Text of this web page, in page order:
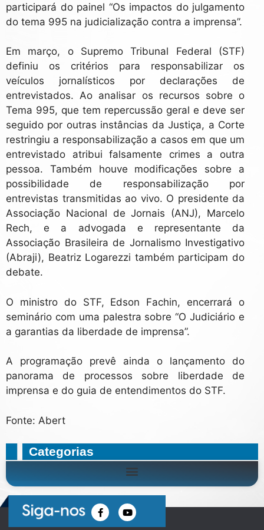
participará do painel “Os impactos do julgamento
do tema 995 na judicialização contra a imprensa”.
Em março, o Supremo Tribunal Federal (STF)
definiu os critérios para responsabilizar os
veículos jornalísticos por declarações de
entrevistados. Ao analisar os recursos sobre o
Tema 995, que tem repercussão geral e deve ser
seguido por outras instâncias da Justiça, a Corte
restringiu a responsabilização a casos em que um
entrevistado atribui falsamente crimes a outra
pessoa. Também houve modificações sobre a
possibilidade de responsabilização por
entrevistas transmitidas ao vivo. O presidente da
Associação Nacional de Jornais (ANJ), Marcelo
Rech, e a advogada e representante da
Associação Brasileira de Jornalismo Investigativo
(Abraji), Beatriz Logarezzi também participam do
debate.
O ministro do STF, Edson Fachin, encerrará o
seminário com uma palestra sobre “O Judiciário e
a garantias da liberdade de imprensa”.
A programação prevê ainda o lançamento do
panorama de processos sobre liberdade de
imprensa e do guia de entendimentos do STF.
Fonte: Abert
Categorias